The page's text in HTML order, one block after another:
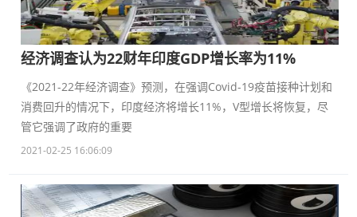
经济调查认为22财年印度GDP增长率为11%
《2021-22年经济调查》预测，在强调Covid-19疫苗接种计划和
消费回升的情况下，印度经济将增长11%，V型增长将恢复，尽
管它强调了政府的重要
2021-02-25 16:06:09